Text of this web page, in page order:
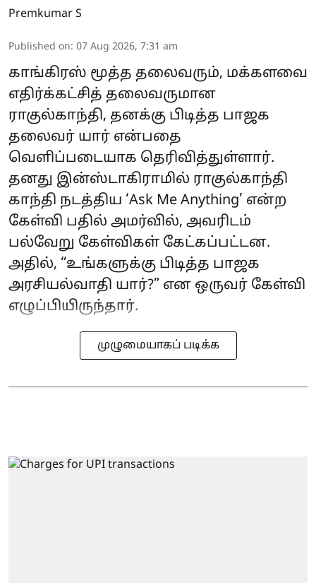
Premkumar S
Published on: 07 Aug 2026, 7:31 am
காங்கிரஸ் மூத்த தலைவரும், மக்களவை
எதிர்க்கட்சித் தலைவருமான
ராகுல்காந்தி, தனக்கு பிடித்த பாஜக
தலைவர் யார் என்பதை
வெளிப்படையாக தெரிவித்துள்ளார்.
தனது இன்ஸ்டாகிராமில் ராகுல்காந்தி
காந்தி நடத்திய ‘Ask Me Anything’ என்ற
கேள்வி பதில் அமர்வில், அவரிடம்
பல்வேறு கேள்விகள் கேட்கப்பட்டன.
அதில், “உங்களுக்கு பிடித்த பாஜக
அரசியல்வாதி யார்?” என ஒருவர் கேள்வி
எழுப்பியிருந்தார்.
முழுமையாகப் படிக்க